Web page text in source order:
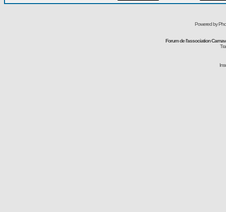
Powered by
Forum de l'association